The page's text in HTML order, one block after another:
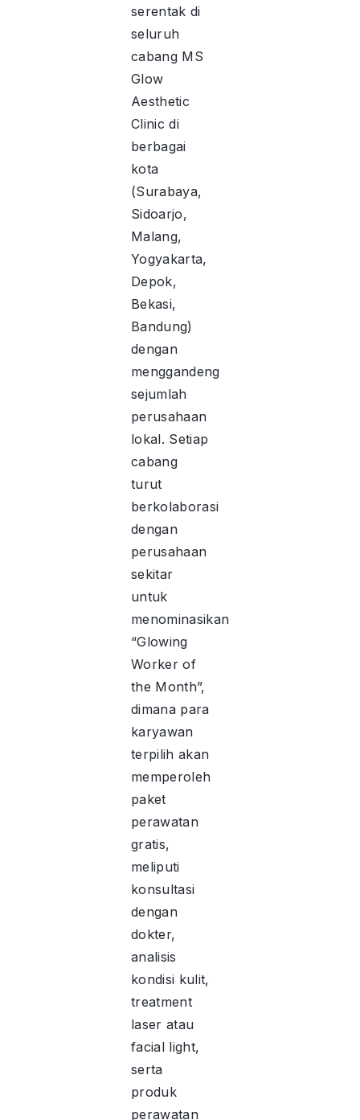
serentak di
seluruh
cabang MS
Glow
Aesthetic
Clinic di
berbagai
kota
(Surabaya,
Sidoarjo,
Malang,
Yogyakarta,
Depok,
Bekasi,
Bandung)
dengan
menggandeng
sejumlah
perusahaan
lokal. Setiap
cabang
turut
berkolaborasi
dengan
perusahaan
sekitar
untuk
menominasikan
“Glowing
Worker of
the Month”,
dimana para
karyawan
terpilih akan
memperoleh
paket
perawatan
gratis,
meliputi
konsultasi
dengan
dokter,
analisis
kondisi kulit,
treatment
laser atau
facial light,
serta
produk
perawatan